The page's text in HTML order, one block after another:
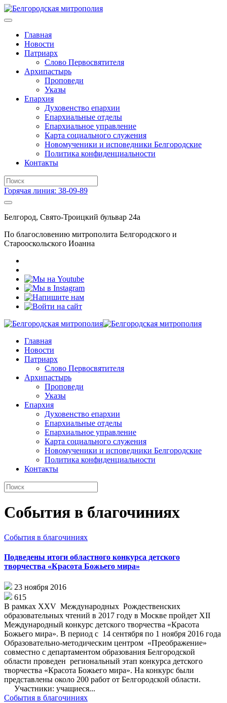
Главная
Новости
Патриарх
Слово Первосвятителя
Архипастырь
Проповеди
Указы
Епархия
Духовенство епархии
Епархиальные отделы
Епархиальное управление
Карта социального служения
Новомученики и исповедники Белгородские
Политика конфиденциальности
Контакты
Горячая линия: 38-09-89
Белгород, Свято-Троицкий бульвар 24а
По благословению митрополита Белгородского и
Старооскольского Иоанна
Главная
Новости
Патриарх
Слово Первосвятителя
Архипастырь
Проповеди
Указы
Епархия
Духовенство епархии
Епархиальные отделы
Епархиальное управление
Карта социального служения
Новомученики и исповедники Белгородские
Политика конфиденциальности
Контакты
События в благочиниях
События в благочиниях
Подведены итоги областного конкурса детского
творчества «Красота Божьего мира»
23 ноября 2016
615
В рамках XXV Международных Рождественских
образовательных чтений в 2017 году в Москве пройдет XII
Международный конкурс детского творчества «Красота
Божьего мира». В период с 14 сентября по 1 ноября 2016 года
Образовательно-методическим центром «Преображение»
совместно с департаментом образования Белгородской
области проведен региональный этап конкурса детского
творчества «Красота Божьего мира». На конкурс были
представлены около 200 работ от Белгородской области.
Участники: учащиеся...
События в благочиниях